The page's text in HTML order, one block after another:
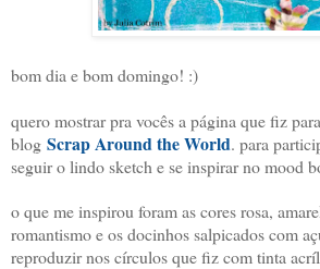
bom dia e bom domingo! :)
quero mostrar pra vocês a página que fiz
blog Scrap Around the World. para
seguir o lindo sketch e se inspirar no mood
o que me inspirou foram as cores rosa,
romantismo e os docinhos salpicados com
reproduzir nos círculos que fiz com tinta